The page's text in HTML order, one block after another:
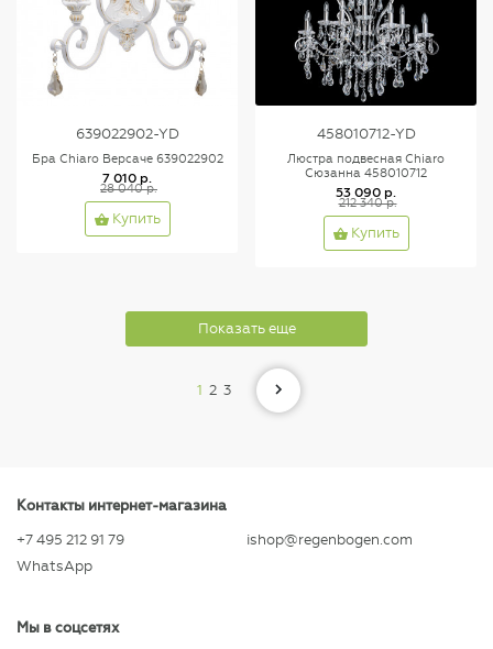
639022902-YD
Бра Chiaro Версаче 639022902
7 010 р.
28 040 р.
Купить
458010712-YD
Люстра подвесная Chiaro
Сюзанна 458010712
53 090 р.
212 340 р.
Купить
Показать еще
1 2 3
Контакты интернет-магазина
+7 495 212 91 79
WhatsApp
ishop@regenbogen.com
Мы в соцсетях